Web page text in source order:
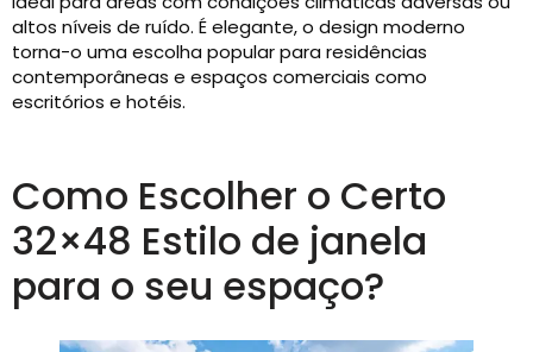
altos níveis de ruído. É elegante, o design moderno
torna-o uma escolha popular para residências
contemporâneas e espaços comerciais como
escritórios e hotéis.
Como Escolher o Certo
32×48 Estilo de janela
para o seu espaço?